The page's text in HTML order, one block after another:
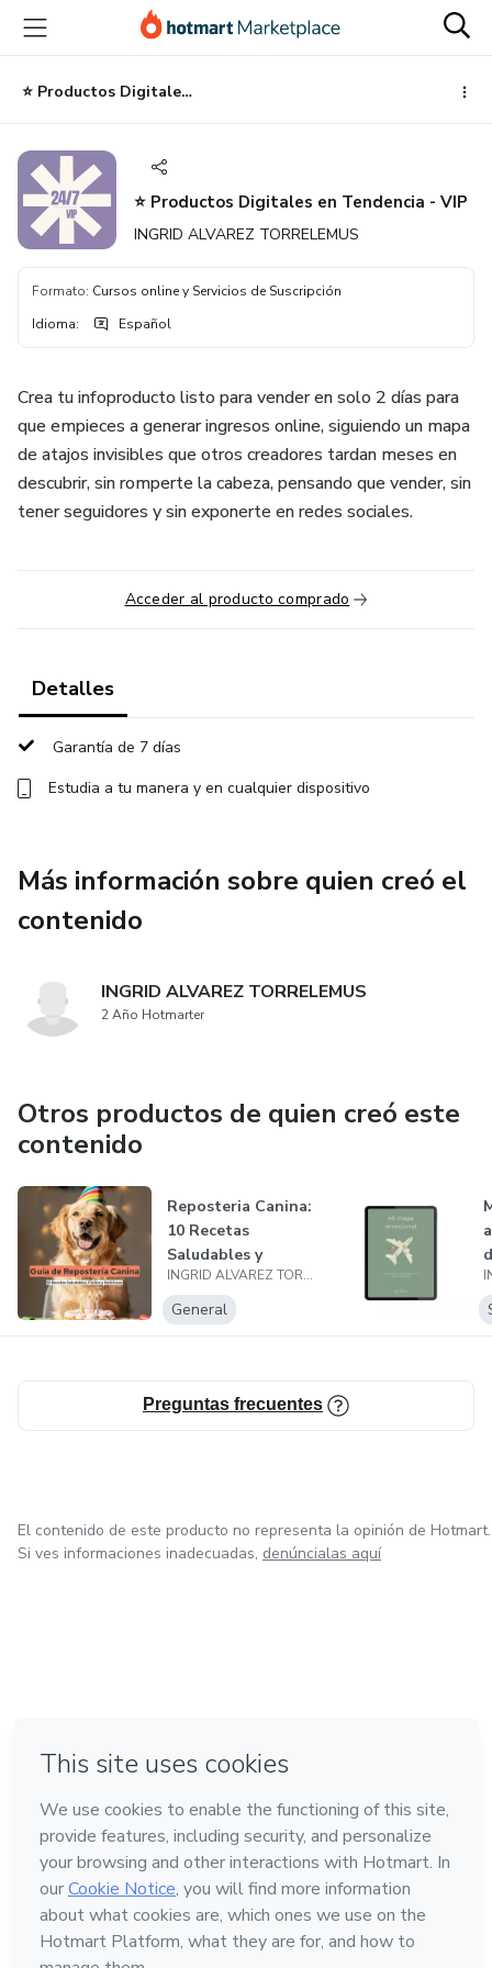
principal
página
de
página
⭐️ Productos Digitales en Tendencia - VIP
⭐️ Productos Digitales en Tendencia - VIP
INGRID ALVAREZ TORRELEMUS
Formato: Cursos online y Servicios de Suscripción
Idioma: Español
Crea tu infoproducto listo para vender en solo 2 días para
que empieces a generar ingresos online, siguiendo un mapa
de atajos invisibles que otros creadores tardan meses en
descubrir, sin romperte la cabeza, pensando que vender, sin
tener seguidores y sin exponerte en redes sociales.
Acceder al producto comprado
Detalles
Garantía de 7 días
Estudia a tu manera y en cualquier dispositivo
Más información sobre quien creó el
contenido
INGRID ALVAREZ TORRELEMUS
2 Año Hotmarter
Otros productos de quien creó este
contenido
Reposteria Canina:
10 Recetas
Saludables y
Fáciles
INGRID ALVAREZ TORRELEMUS
General
Preguntas frecuentes
El contenido de este producto no representa la opinión de Hotmart.
Si ves informaciones inadecuadas, denúncialas aquí
Hecho con❤ en Ciudad de México
Conoce Hotmart
Idioma